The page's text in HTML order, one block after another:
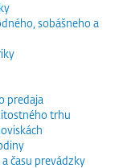
sobášneho a
predaja
trhu
času prevádzky